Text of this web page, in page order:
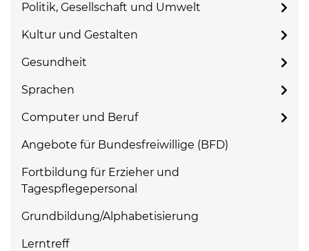
Politik, Gesellschaft und Umwelt
Kultur und Gestalten
Gesundheit
Sprachen
Computer und Beruf
Angebote für Bundesfreiwillige (BFD)
Fortbildung für Erzieher und
Tagespflegepersonal
Grundbildung/Alphabetisierung
Lerntreff